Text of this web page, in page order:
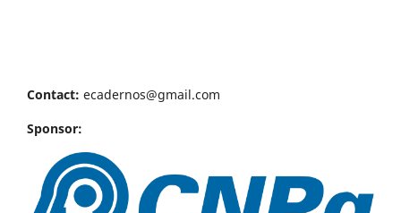
Contact: ecadernos@gmail.com
Sponsor: